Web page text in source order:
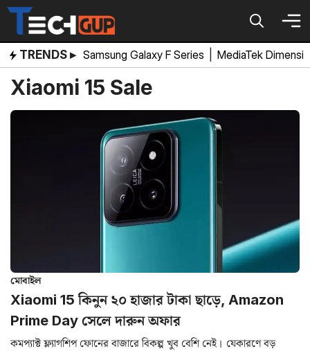
Skip
content
TRENDS ▸ Samsung Galaxy F Series MediaTek
Xiaomi 15 Sale
মোবাইল
Xiaomi 15 কিনুন ২০ হাজার টাকা ছাড়ে, Amazon
Prime Day সেলে দারুন অফার
কমপ্যাক্ট ফ্ল্যাগশিপ ফোনের বাজারে বিকল্প খুব বেশি নেই। যেকারণে বড়